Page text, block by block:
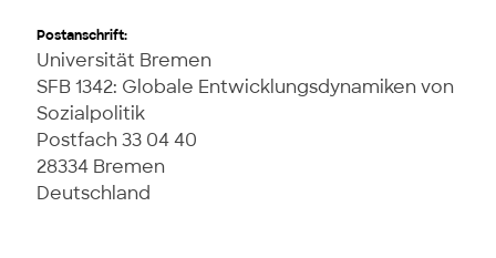
Postanschrift:
Universität Bremen
SFB 1342: Globale Entwicklungsdynamiken von
Sozialpolitik
Postfach 33 04 40
28334 Bremen
Deutschland